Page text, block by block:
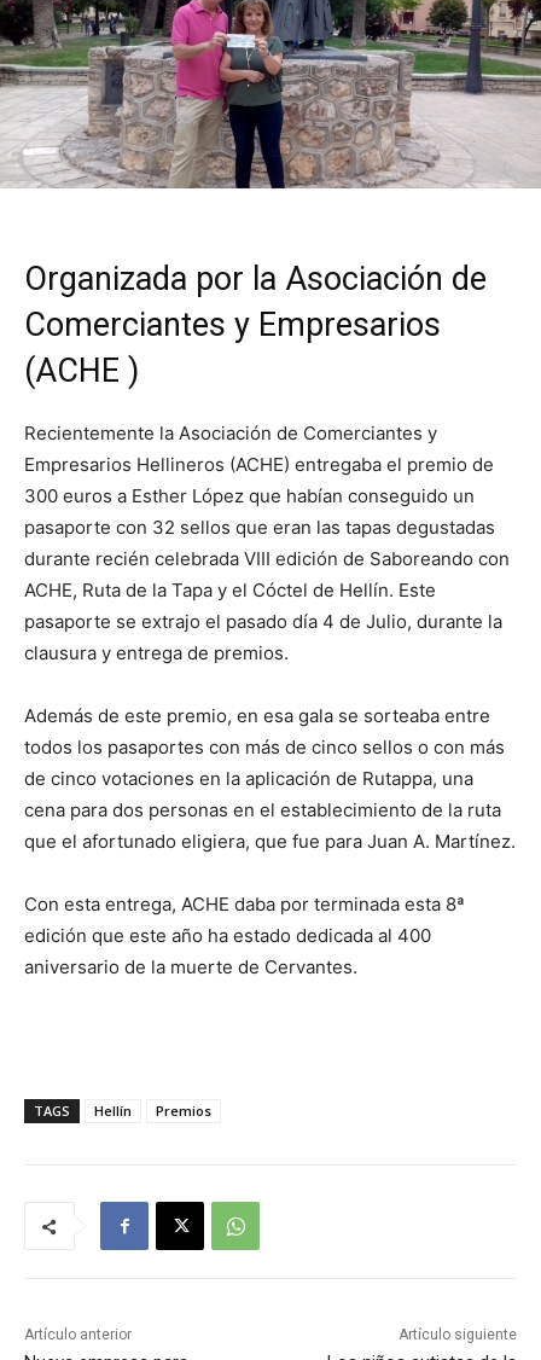
Organizada por la Asociación de
Comerciantes y Empresarios
(ACHE )
Recientemente la Asociación de Comerciantes y
Empresarios Hellineros (ACHE) entregaba el premio de
300 euros a Esther López que habían conseguido un
pasaporte con 32 sellos que eran las tapas degustadas
durante recién celebrada VIII edición de Saboreando con
ACHE, Ruta de la Tapa y el Cóctel de Hellín. Este
pasaporte se extrajo el pasado día 4 de Julio, durante la
clausura y entrega de premios.
Además de este premio, en esa gala se sorteaba entre
todos los pasaportes con más de cinco sellos o con más
de cinco votaciones en la aplicación de Rutappa, una
cena para dos personas en el establecimiento de la ruta
que el afortunado eligiera, que fue para Juan A. Martínez.
Con esta entrega, ACHE daba por terminada esta 8ª
edición que este año ha estado dedicada al 400
aniversario de la muerte de Cervantes.
TAGS Hellín Premios
Artículo anterior Artículo siguiente